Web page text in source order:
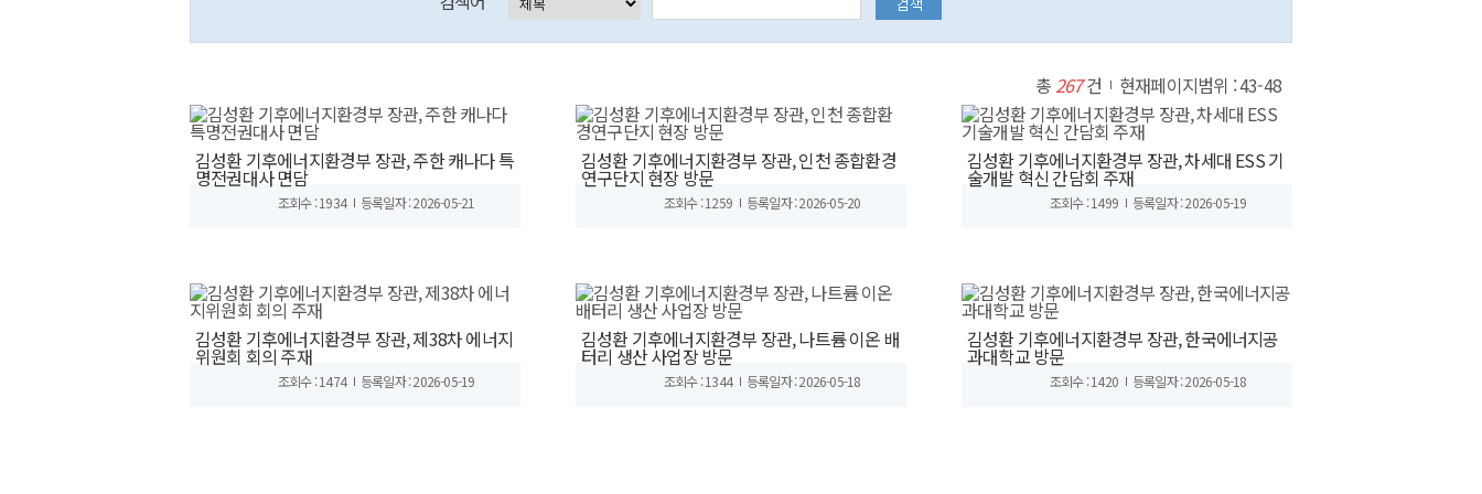
총267건 현재페이지범위 : 43-48
김성환 기후에너지환경부 장관, 주한 캐나다 특
명전권대사 면담
조회수 : 1934 등록일자 : 2026-05-21
김성환 기후에너지환경부 장관, 인천 종합환경
연구단지 현장 방문
조회수 : 1259 등록일자 : 2026-05-20
김성환 기후에너지환경부 장관, 차세대 ESS 기
술개발 혁신 간담회 주재
조회수 : 1499 등록일자 : 2026-05-19
김성환 기후에너지환경부 장관, 제38차 에너지
위원회 회의 주재
조회수 : 1474 등록일자 : 2026-05-19
김성환 기후에너지환경부 장관, 나트륨 이온 배
터리 생산 사업장 방문
조회수 : 1344 등록일자 : 2026-05-18
김성환 기후에너지환경부 장관, 한국에너지공
과대학교 방문
조회수 : 1420 등록일자 : 2026-05-18